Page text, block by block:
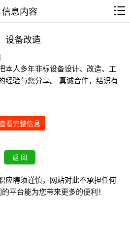
信息内容
设备改造
本人多年非标设备设计、改造、工
经验与您分享。 真诚合作，结识有
看完整信息
应聘须谨慎，网站对此不承担任何
平台能为您带来更多的便利！